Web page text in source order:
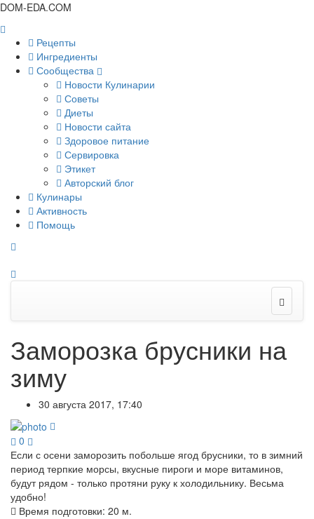
DOM-EDA.COM
Рецепты
Ингредиенты
Сообщества
Новости Кулинарии
Советы
Диеты
Новости сайта
Здоровое питание
Сервировка
Этикет
Авторский блог
Кулинары
Активность
Помощь
Заморозка брусники на
зиму
30 августа 2017, 17:40
0
Если с осени заморозить побольше ягод брусники, то в зимний
период терпкие морсы, вкусные пироги и море витаминов,
будут рядом - только протяни руку к холодильнику. Весьма
удобно!
Время подготовки: 20 м.